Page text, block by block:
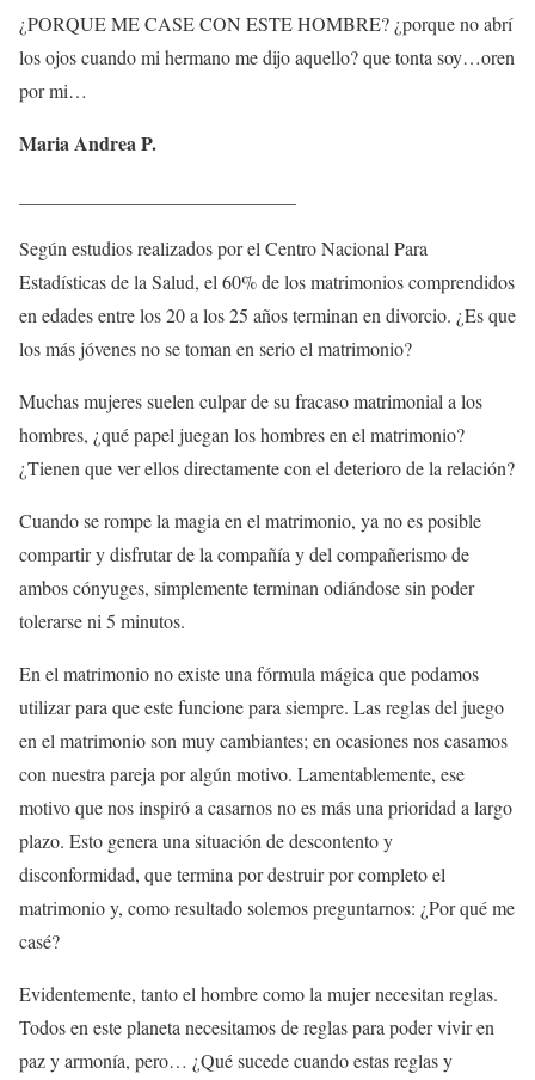
¿PORQUE ME CASE CON ESTE HOMBRE? ¿porque no abrí
los ojos cuando mi hermano me dijo aquello? que tonta soy…oren
por mi…
Maria Andrea P.
Según estudios realizados por el Centro Nacional Para
Estadísticas de la Salud, el 60% de los matrimonios comprendidos
en edades entre los 20 a los 25 años terminan en divorcio. ¿Es que
los más jóvenes no se toman en serio el matrimonio?
Muchas mujeres suelen culpar de su fracaso matrimonial a los
hombres, ¿qué papel juegan los hombres en el matrimonio?
¿Tienen que ver ellos directamente con el deterioro de la relación?
Cuando se rompe la magia en el matrimonio, ya no es posible
compartir y disfrutar de la compañía y del compañerismo de
ambos cónyuges, simplemente terminan odiándose sin poder
tolerarse ni 5 minutos.
En el matrimonio no existe una fórmula mágica que podamos
utilizar para que este funcione para siempre. Las reglas del juego
en el matrimonio son muy cambiantes; en ocasiones nos casamos
con nuestra pareja por algún motivo. Lamentablemente, ese
motivo que nos inspiró a casarnos no es más una prioridad a largo
plazo. Esto genera una situación de descontento y
disconformidad, que termina por destruir por completo el
matrimonio y, como resultado solemos preguntarnos: ¿Por qué me
casé?
Evidentemente, tanto el hombre como la mujer necesitan reglas.
Todos en este planeta necesitamos de reglas para poder vivir en
paz y armonía, pero… ¿Qué sucede cuando estas reglas y